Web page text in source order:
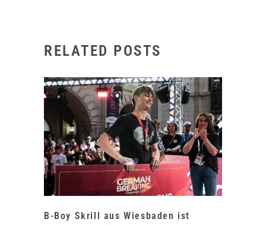
RELATED POSTS
B-Boy Skrill aus Wiesbaden ist